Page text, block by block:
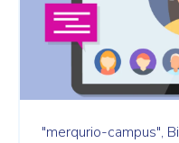
"merqurio-campus",